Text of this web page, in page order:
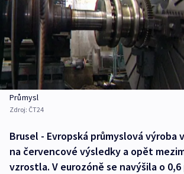
Průmysl
Zdroj: ČT24
Brusel - Evropská průmyslová výroba
na červencové výsledky a opět
vzrostla. V eurozóně se navýšila o